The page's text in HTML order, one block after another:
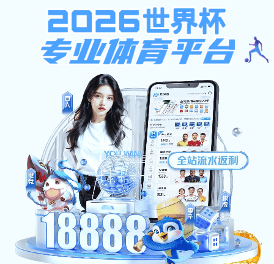
kb体育官网意甲全球赞助商